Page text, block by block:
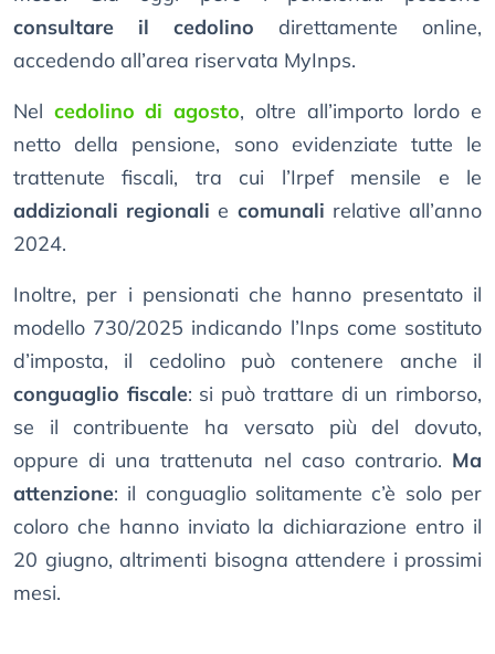
consultare il cedolino direttamente online,
accedendo all’area riservata MyInps.
Nel cedolino di agosto, oltre all’importo lordo e
netto della pensione, sono evidenziate tutte le
trattenute fiscali, tra cui l’Irpef mensile e le
addizionali regionali e comunali relative all’anno
2024.
Inoltre, per i pensionati che hanno presentato il
modello 730/2025 indicando l’Inps come sostituto
d’imposta, il cedolino può contenere anche il
conguaglio fiscale: si può trattare di un rimborso,
se il contribuente ha versato più del dovuto,
oppure di una trattenuta nel caso contrario. Ma
attenzione: il conguaglio solitamente c’è solo per
coloro che hanno inviato la dichiarazione entro il
20 giugno, altrimenti bisogna attendere i prossimi
mesi.